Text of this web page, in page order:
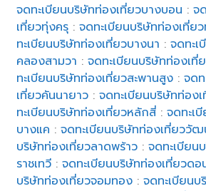
จดทะเบียนบริษัทท่องเที่ยวบางบอน :จ
เที่ยวทุ่งครุ :จดทะเบียนบริษัทท่องเที่ย
ทะเบียนบริษัทท่องเที่ยวบางนา :จดทะ
คลองสามวา :จดทะเบียนบริษัทท่องเที่
ทะเบียนบริษัทท่องเที่ยวสะพานสูง :จด
เที่ยวคันนายาว :จดทะเบียนบริษัทท่อง
ทะเบียนบริษัทท่องเที่ยวหลักสี่ :จดทะเ
บางแค :จดทะเบียนบริษัทท่องเที่ยววัฒ
บริษัทท่องเที่ยวลาดพร้าว :จดทะเบียน
ราชเทวี :จดทะเบียนบริษัทท่องเที่ยวดอ
บริษัทท่องเที่ยวจอมทอง :จดทะเบียน